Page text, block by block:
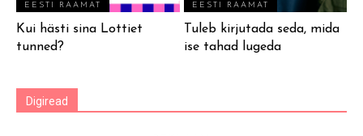
EESTI RAAMAT
Kui hästi sina Lottiet
tunned?
EESTI RAAMAT
Tuleb kirjutada seda, mida
ise tahad lugeda
Digiread